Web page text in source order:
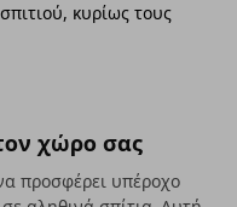
κυρίως τους
χώρο σας
προσφέρει υπέροχο